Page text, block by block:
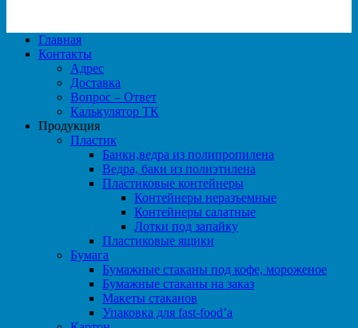
Главная
Контакты
Адрес
Доставка
Вопрос – Ответ
Калькулятор ТК
Продукция
Пластик
Банки,ведра из полипропилена
Ведра, баки из полиэтилена
Пластиковые контейнеры
Контейнеры неразъемные
Контейнеры салатные
Лотки под запайку
Пластиковые ящики
Бумага
Бумажные стаканы под кофе, мороженое
Бумажные стаканы на заказ
Макеты стаканов
Упаковка для fast-food’а